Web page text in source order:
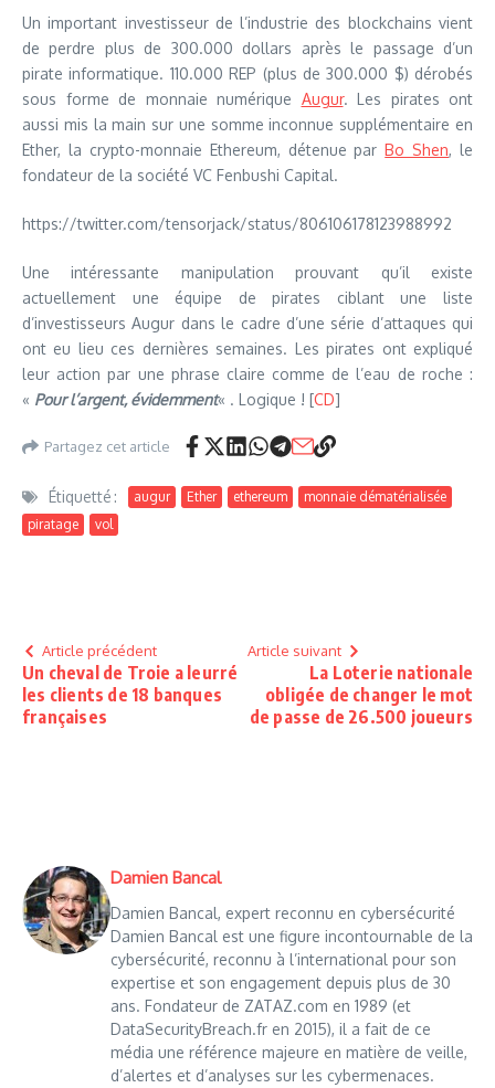
Un important investisseur de l’industrie des blockchains vient
de perdre plus de 300.000 dollars après le passage d’un
pirate informatique. 110.000 REP (plus de 300.000 $) dérobés
sous forme de monnaie numérique Augur. Les pirates ont
aussi mis la main sur une somme inconnue supplémentaire en
Ether, la crypto-monnaie Ethereum, détenue parBo Shen, le
fondateur de la société VC Fenbushi Capital.
https://twitter.com/tensorjack/status/806106178123988992
Une intéressante manipulation prouvant qu’il existe
actuellement une équipe de pirates ciblant une liste
d’investisseurs Augur dans le cadre d’une série d’attaques qui
ont eu lieu ces dernières semaines. Les pirates ont expliqué
leur action par une phrase claire comme de l’eau de roche :
« Pour l’argent, évidemment« . Logique ! [CD]
Partagez cet article
Étiquetté : augur Ether ethereum
monnaie dématérialisée
piratage
vol
Article précédent
Un cheval de Troie a leurré
les clients de 18 banques
françaises
Article suivant
La Loterie nationale
obligée de changer le mot
de passe de 26.500 joueurs
Damien Bancal
Damien Bancal, expert reconnu en cybersécurité
Damien Bancal est une figure incontournable de la
cybersécurité, reconnu à l’international pour son
expertise et son engagement depuis plus de 30
ans. Fondateur de ZATAZ.com en 1989 (et
DataSecurityBreach.fr en 2015), il a fait de ce
média une référence majeure en matière de veille,
d’alertes et d’analyses sur les cybermenaces.